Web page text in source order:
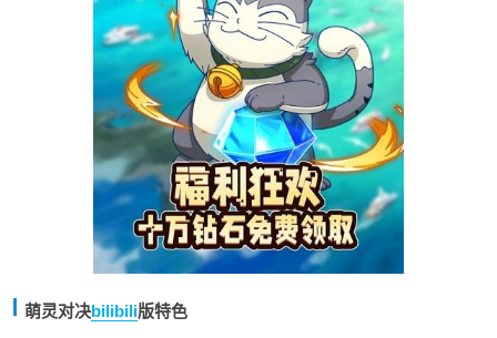
萌灵对决bilibili版特色